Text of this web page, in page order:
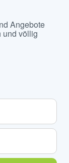
Angebote
und völlig